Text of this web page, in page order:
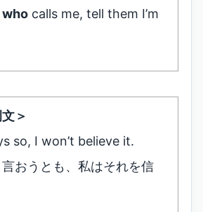
who calls me, tell them I’m
＞
so, I won’t believe it.
言おうとも、私はそれを信